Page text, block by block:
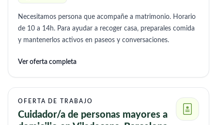
Necesitamos persona que acompañe a matrimonio. Horario
de 10 a 14h. Para ayudar a recoger casa, preparales comida
y mantenerlos activos en paseos y conversaciones.
Ver oferta completa
OFERTA DE TRABAJO
Cuidador/a de personas mayores a